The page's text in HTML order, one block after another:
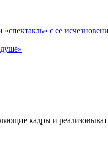
с ее
кадры и